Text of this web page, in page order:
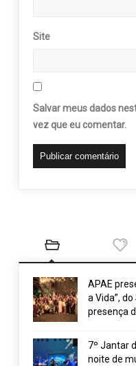
Site
Salvar meus dados
vez que eu comentar.
APAE
a Vida”,
presença
7º Jantar
noite de